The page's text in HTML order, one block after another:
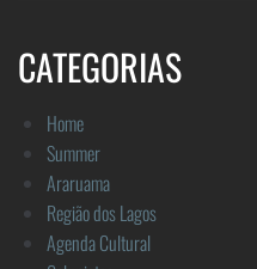
CATEGORIAS
Home
Summer
Araruama
Região dos Lagos
Agenda Cultural